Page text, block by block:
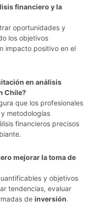
financiero y la
oportunidades y
los objetivos
impacto positivo en el
en análisis
Chile?
que los profesionales
metodologías
financieros precisos
mejorar la toma de
y objetivos
tendencias, evaluar
de inversión.